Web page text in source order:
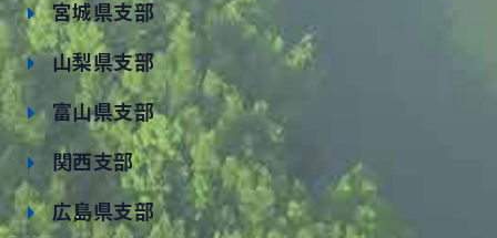
宮城県支部
山梨県支部
富山県支部
関西支部
広島県支部